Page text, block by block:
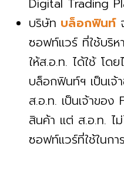
บริษัท บล็อกฟินท์
ซอฟท์แวร์ ที่ใช้บริห
ให้ส.อ.ท. ได้ใช้ โด
บล็อกฟินท์ฯ เป็นเ
ส.อ.ท. เป็นเจ้าขอ
สินค้า แต่ ส.อ.ท. ไ
ซอฟท์แวร์ที่ใช้ในก